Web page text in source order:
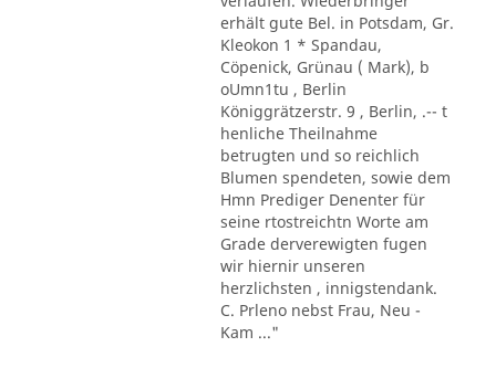
erhält gute Bel. in Potsdam, Gr.
Kleokon 1 * Spandau,
Cöpenick, Grünau ( Mark), b
oUmn1tu , Berlin
Königgrätzerstr. 9 , Berlin, .-- t
henliche Theilnahme
betrugten und so reichlich
Blumen spendeten, sowie dem
Hmn Prediger Denenter für
seine rtostreichtn Worte am
Grade derverewigten fugen
wir hiernir unseren
herzlichsten , innigstendank.
C. Prleno nebst Frau, Neu -
Kam ..."